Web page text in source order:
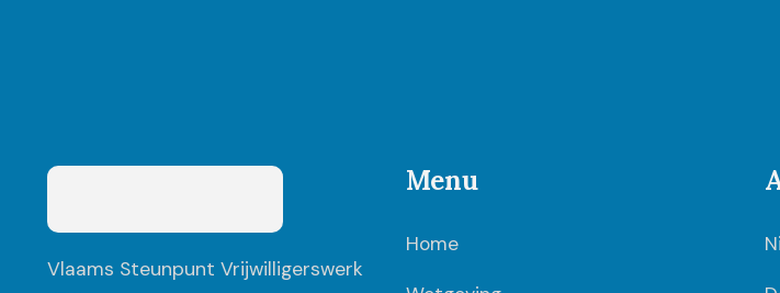
Vlaams Steunpunt Vrijwilligerswerk
Menu
Home